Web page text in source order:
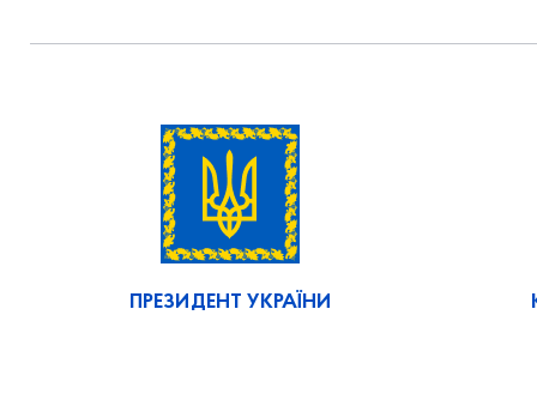
ПРЕЗИДЕНТ УКРАЇНИ